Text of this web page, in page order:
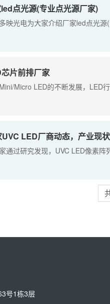
点光源(专业点光源厂家)
映光电为大家介绍厂家led点光
片前排厂家
Micro LED的不断发展，LED
LED厂商动态，产业现
通过研究发现，UVC LED像素
号1栋3层